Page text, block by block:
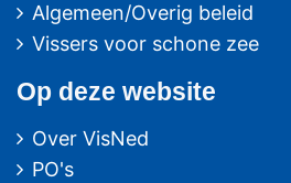
Algemeen/Overig beleid
Vissers voor schone zee
Op deze website
Over VisNed
PO's